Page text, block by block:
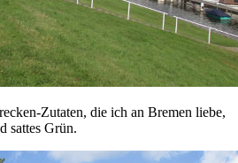
Zutaten, die ich an Bremen liebe,
sattes Grün.